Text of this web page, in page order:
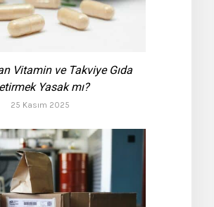
Vitamin ve Takviye Gıda
Yasak mı?
25 Kasım 2025